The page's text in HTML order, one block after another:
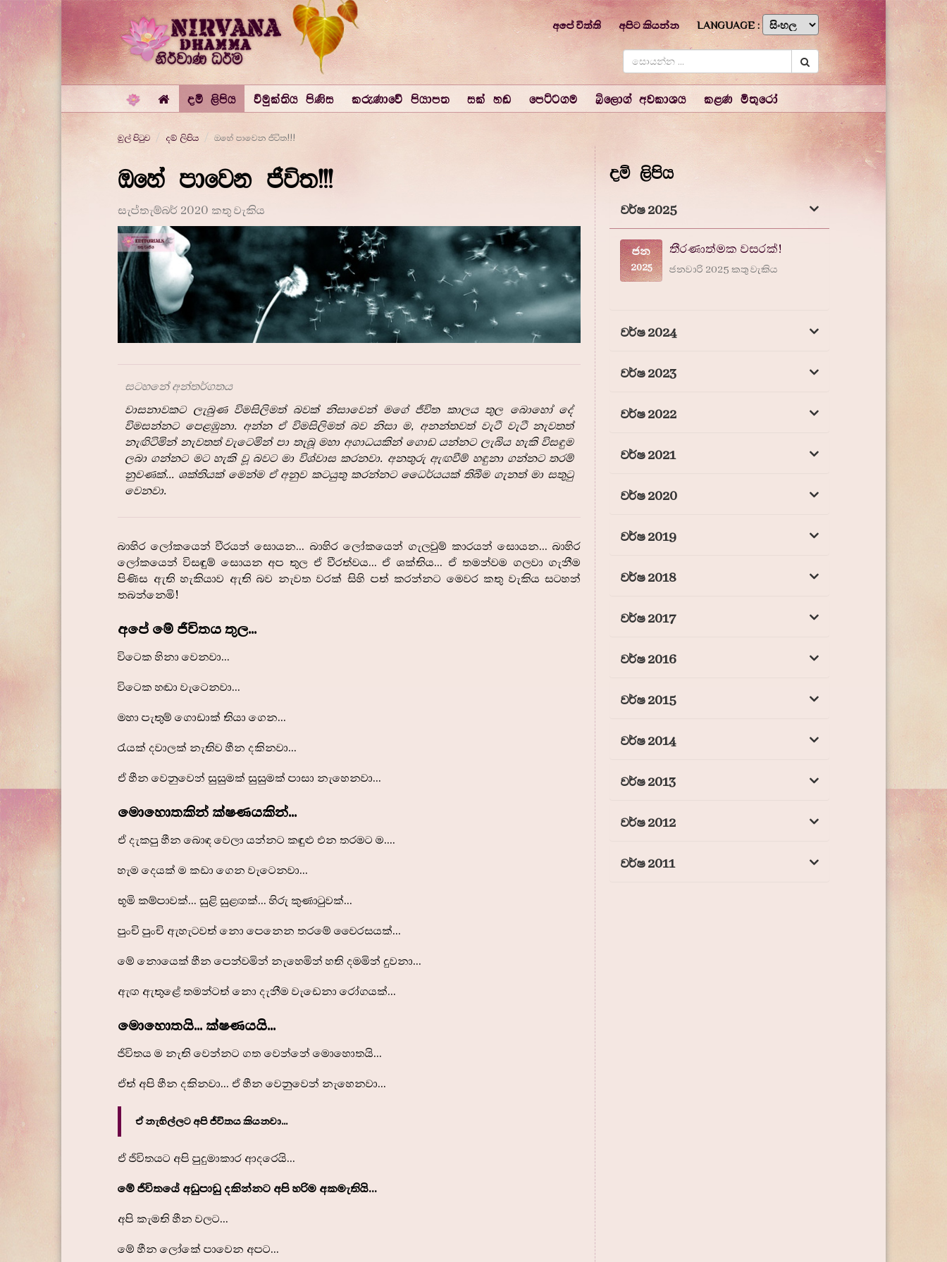
දම් ලිපිය විමුක්තිය පිණිස කරුණාවේ පියාපත සක් හඬ පෙට්ටගම බ්ලොග් අවකාශය කළණ මිතුරෝ
අපේ විත්ති අපිට කියන්න LANGUAGE :
මුල් පිටුව දම් ලිපිය ඔහේ පාවෙන ජීවිත!!!
ඔහේ පාවෙන ජීවිත!!!
සැප්තැම්බර් 2020 කතු වැකිය
සටහනේ අන්තර්ගතය
වාසනාවකට ලැබුණ විමසිලිමත් බවක් නිසාවෙන් මගේ ජීවිත කාලය තුල බොහෝ දේ
විමසන්නට පෙළඹුනා. අන්න ඒ විමසිලිමත් බව නිසා ම, අනන්තවත් වැටී වැටී නැවතත්
නැඟිටිමින් නැවතත් වැටෙමින් පා තැබූ මහා අගාධයකින් ගොඩ යන්නට ලැබිය හැකි විසඳුම
ලබා ගන්නට මට හැකි වූ බවට මා විශ්වාස කරනවා. අනතුරු ඇඟවීම් හඳුනා ගන්නට තරම්
නුවණක්... ශක්තියක් මෙන්ම ඒ අනුව කටයුතු කරන්නට ධෛර්යයක් තිබීම ගැනත් මා සතුටු
වෙනවා.
බාහිර ලෝකයෙන් වීරයන් සොයන... බාහිර ලෝකයෙන් ගැලවුම් කාරයන් සොයන... බාහිර
ලෝකයෙන් විසඳුම් සොයන අප තුල ඒ වීරත්වය... ඒ ශක්තිය... ඒ තමන්වම ගලවා ගැනීම
පිණිස ඇති හැකියාව ඇති බව නැවත වරක් සිහි පත් කරන්නට මෙවර කතු වැකිය සටහන්
තබන්නෙමි!
අපේ මේ ජීවිතය තුල...
විටෙක හිනා වෙනවා...
විටෙක හඬා වැටෙනවා...
මහා පැතුම් ගොඩාක් තියා ගෙන...
රැයක් දවාලක් නැතිව හීන දකිනවා...
ඒ හීන වෙනුවෙන් සුසුමක් සුසුමක් පාසා නැහෙනවා...
මොහොතකින් ක්ෂණයකින්...
ඒ දැකපු හීන බොඳ වෙලා යන්නට කඳුළු එන තරමට ම....
හැම දෙයක් ම කඩා ගෙන වැටෙනවා...
භූමි කම්පාවක්... සුළි සුළඟක්... හිරු කුණාටුවක්...
පුංචි පුංචි ඇහැටවත් නො පෙනෙන තරමේ වෛරසයක්...
මේ නොයෙක් හීන පෙන්වමින් නැහෙමින් හති දමමින් දුවනා...
ඇඟ ඇතුළේ තමන්ටත් නො දැනීම වැඩෙනා රෝගයක්...
මොහොතයි... ක්ෂණයයි...
ජීවිතය ම නැති‌ වෙන්නට ගත වෙන්නේ මොහොතයි...
ඒත් අපි හීන දකිනවා... ඒ හීන වෙනුවෙන් නැහෙනවා...
ඒ නැහිල්ලට අපි ජීවිතය කියනවා...
ඒ ජීවිතයට අපි පුදුමාකාර ආදරෙයි...
මේ ජීවිතයේ අඩුපාඩු දකින්නට අපි හරිම අකමැතියි...
අපි කැමති හීන වලට...
මේ හීන ලෝකේ පාවෙන අපට...
දම් ලිපිය
වර්ෂ 2025
ජන
2025
තීරණාත්මක වසරක්!
ජනවාරි 2025 කතු වැකිය
වර්ෂ 2024
වර්ෂ 2023
වර්ෂ 2022
වර්ෂ 2021
වර්ෂ 2020
වර්ෂ 2019
වර්ෂ 2018
වර්ෂ 2017
වර්ෂ 2016
වර්ෂ 2015
වර්ෂ 2014
වර්ෂ 2013
වර්ෂ 2012
වර්ෂ 2011